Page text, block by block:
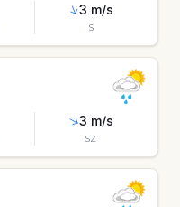
3 m/s
S
3 m/s
SZ